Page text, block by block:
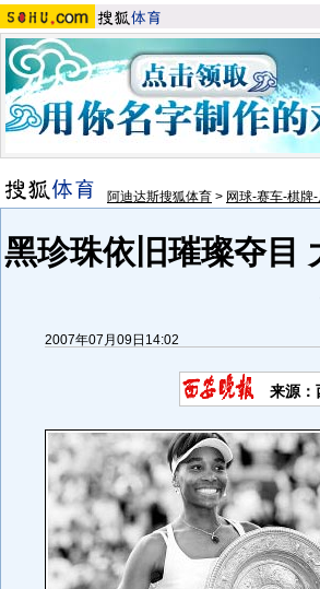
阿迪达斯搜狐体育 > 网球-赛车-棋牌
黑珍珠依旧璀璨夺目
2007年07月09日14:02
来源：